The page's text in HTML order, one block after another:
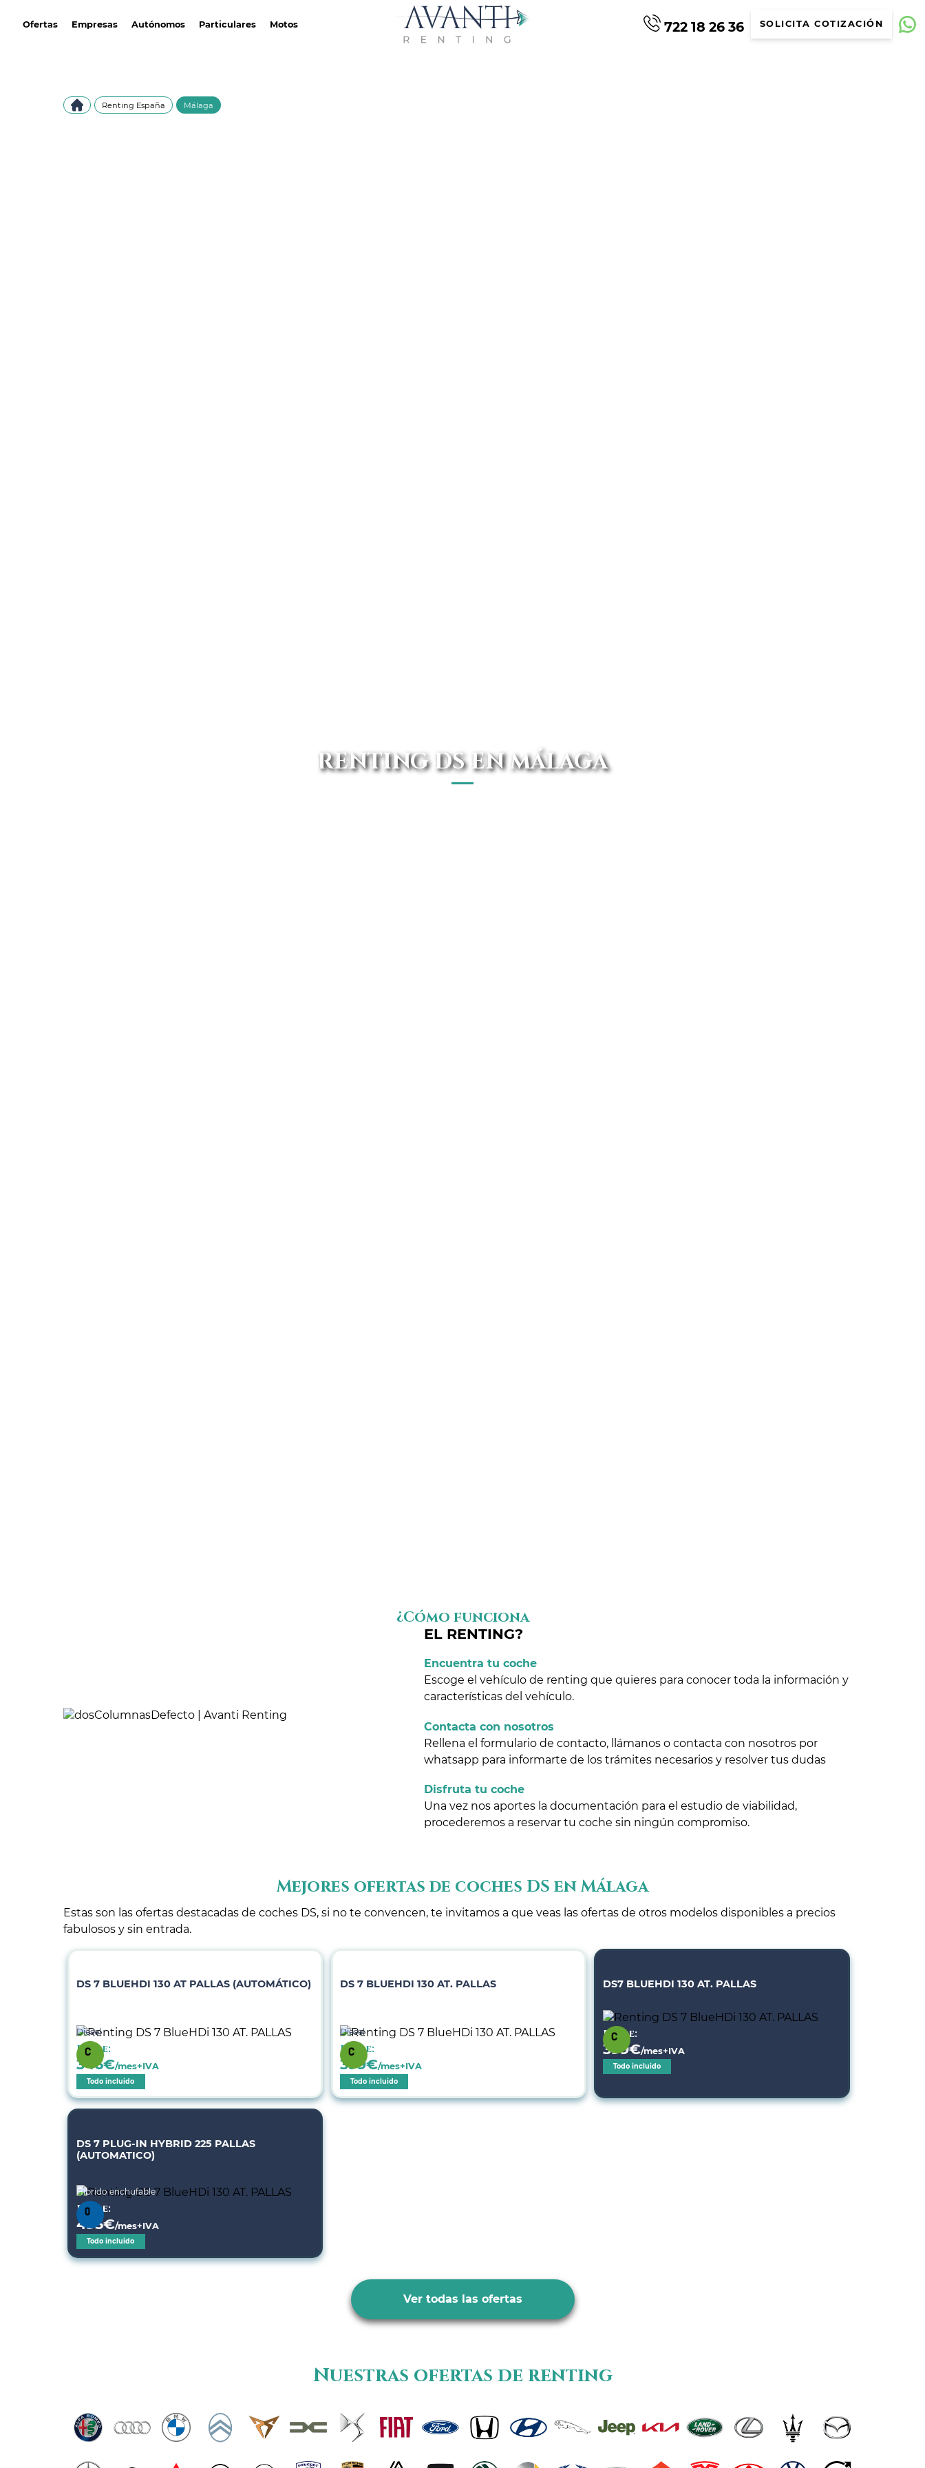
Ofertas Empresas Autónomos Particulares Motos 722 18 26 36 SOLICITA COTIZACIÓN
Renting España Málaga
RENTING DS EN MÁLAGA
¿Cómo funciona
EL RENTING?
Encuentra tu coche
Escoge el vehículo de renting que quieres para conocer toda la información y
características del vehículo.
Contacta con nosotros
Rellena el formulario de contacto, llámanos o contacta con nosotros por
whatsapp para informarte de los trámites necesarios y resolver tus dudas
Disfruta tu coche
Una vez nos aportes la documentación para el estudio de viabilidad,
procederemos a reservar tu coche sin ningún compromiso.
Mejores ofertas de coches DS en Málaga
Estas son las ofertas destacadas de coches DS, si no te convencen, te invitamos a que veas las ofertas de otros modelos disponibles a precios
fabulosos y sin entrada.
DS 7 BLUEHDI 130 AT PALLAS (AUTOMÁTICO)
Diésel
Desde:
346€/mes+IVA
Todo incluido
DS 7 BLUEHDI 130 AT. PALLAS
Diésel
Desde:
399€/mes+IVA
Todo incluido
DS7 BLUEHDI 130 AT. PALLAS
Desde:
399€/mes+IVA
Todo incluido
DS 7 PLUG-IN HYBRID 225 PALLAS
(AUTOMATICO)
Híbrido enchufable
Desde:
495€/mes+IVA
Todo incluido
Ver todas las ofertas
Nuestras ofertas de renting